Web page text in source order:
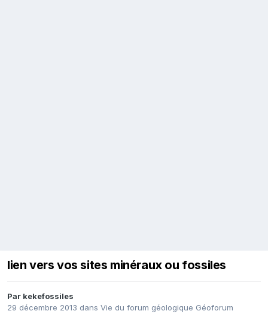
lien vers vos sites minéraux ou fossiles
Par kekefossiles
29 décembre 2013 dans Vie du forum géologique Géoforum